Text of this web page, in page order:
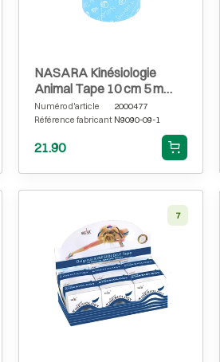
NASARA Kinésiologie
Animal Tape 10 cm 5 m
turquoise
Numéro d'article
2000477
Référence fabricant N9090-09-1
21.90
7